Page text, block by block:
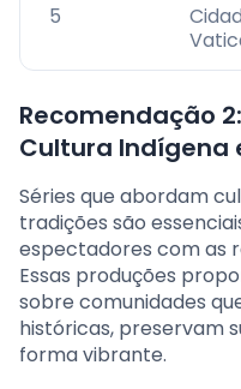
5
Recomendação
Cultura Indígena
Séries que abordam
tradições são
espectadores com as
Essas produções
sobre comunidades
históricas, preservam
forma vibrante.